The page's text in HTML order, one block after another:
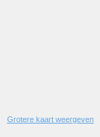
Grotere kaart weergeven